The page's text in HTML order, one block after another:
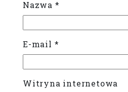
Nazwa *
E-mail *
Witryna internetowa